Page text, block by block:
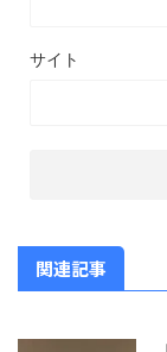
サイト
関連記事